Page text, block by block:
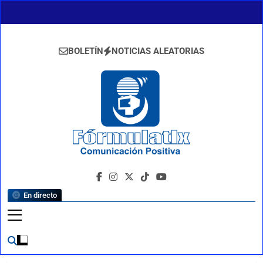
BOLETÍN NOTICIAS ALEATORIAS
En directo
FormulaTlx
Comunicación Positiva